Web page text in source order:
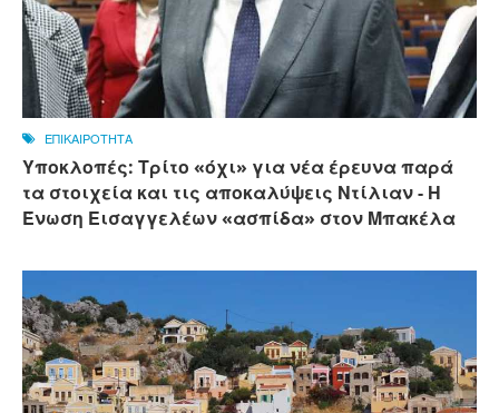
ΕΠΙΚΑΙΡΟΤΗΤΑ
Υποκλοπές: Τρίτο «όχι» για νέα έρευνα παρά
τα στοιχεία και τις αποκαλύψεις Ντίλιαν - Η
Ένωση Εισαγγελέων «ασπίδα» στον Μπακέλα